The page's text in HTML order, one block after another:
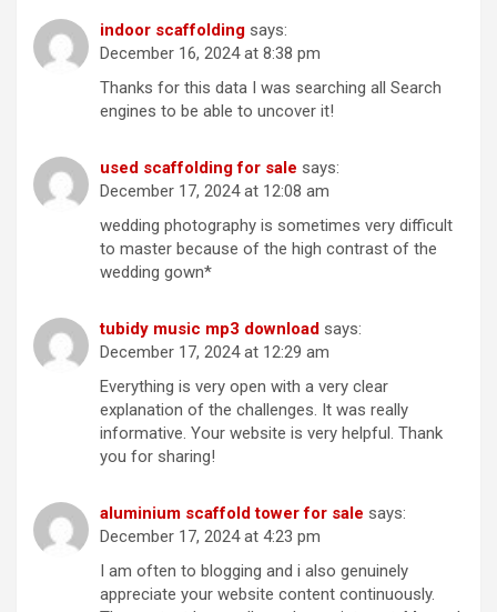
indoor scaffolding says:
December 16, 2024 at 8:38 pm
Thanks for this data I was searching all Search
engines to be able to uncover it!
used scaffolding for sale says:
December 17, 2024 at 12:08 am
wedding photography is sometimes very difficult
to master because of the high contrast of the
wedding gown*
tubidy music mp3 download says:
December 17, 2024 at 12:29 am
Everything is very open with a very clear
explanation of the challenges. It was really
informative. Your website is very helpful. Thank
you for sharing!
aluminium scaffold tower for sale says:
December 17, 2024 at 4:23 pm
I am often to blogging and i also genuinely
appreciate your website content continuously.